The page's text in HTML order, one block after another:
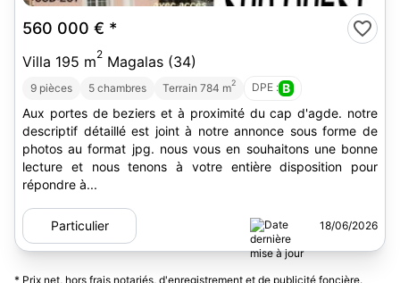
560 000 € *
Villa 195 m2 Magalas (34)
9 pièces 5 chambres Terrain 784 m2 DPE : B
Aux portes de beziers et à proximité du cap d'agde. notre
descriptif détaillé est joint à notre annonce sous forme de
photos au format jpg. nous vous en souhaitons une bonne
lecture et nous tenons à votre entière disposition pour
répondre à...
Particulier 18/06/2026
* Prix net, hors frais notariés, d'enregistrement et de publicité foncière.